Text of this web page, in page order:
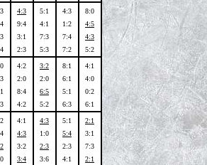
4:3
9:4
3:1
2:3
5:1
4:1
7:3
5:3
4:3
1:2
7:4
7:2
8:0
4:5
4:3
5:2
4:2
2:0
8:4
4:2
3:2
2:0
6:5
5:2
8:1
6:1
5:1
6:3
4:1
4:0
0:2
6:1
4:1
4:3
3:2
3:4
4:3
1:0
2:3
3:6
5:1
5:4
2:3
4:1
2:1
3:1
7:3
2:1